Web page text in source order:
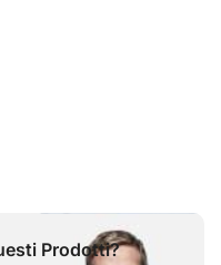
Prodotti?